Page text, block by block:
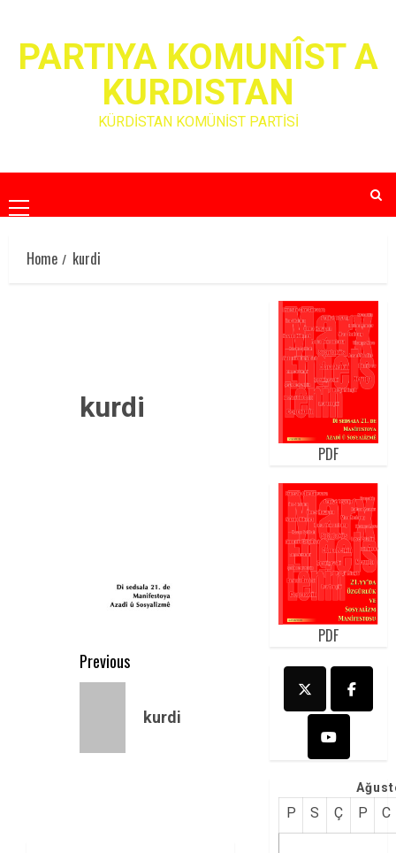
contentPARTIYA KOMUNÎST A
KURDISTAN
KÜRDİSTAN KOMÜNİST PARTİSİ
Primary
Menu
Home
kurdi
kurdi
Post
navigation
Previous
kurdi
PDF
PDF
P S Ç P C